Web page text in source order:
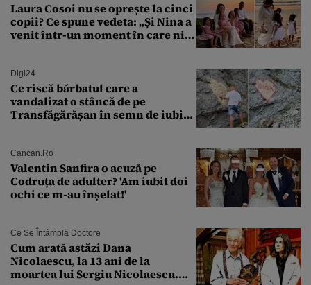
Laura Cosoi nu se oprește la cinci
copii? Ce spune vedeta: „Și Nina a
venit într-un moment în care nici
Digi24
Ce riscă bărbatul care a
vandalizat o stâncă de pe
Transfăgărășan în semn de iubire
Cancan.ro
Valentin Sanfira o acuză pe
Codruța de adulter? 'Am iubit doi
ochi ce m-au înșelat!'
Ce Se Întâmplă Doctore
Cum arată astăzi Dana
Nicolaescu, la 13 ani de la
moartea lui Sergiu Nicolaescu.